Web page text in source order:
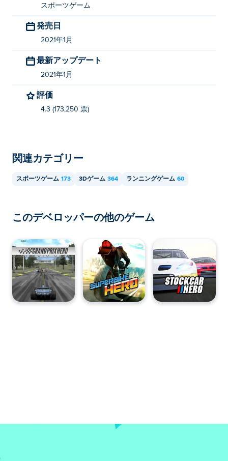
スポーツゲーム
発売日
2021年1月
最新アップデート
2021年1月
評価
4.3 (173,250 票)
関連カテゴリー
スポーツゲーム 173 3Dゲーム 364 ランニングゲーム 60
このデベロッパーの他のゲーム